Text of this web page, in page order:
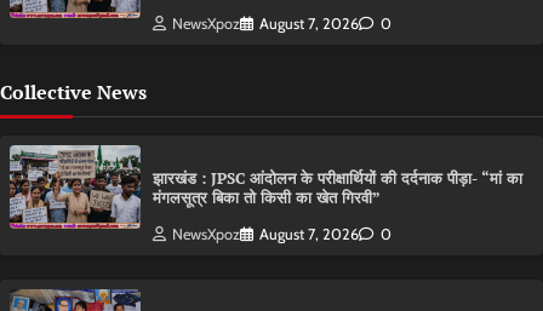
NewsXpoz August 7, 2026 0
Collective News
झारखंड : JPSC आंदोलन के परीक्षार्थियों की दर्दनाक पीड़ा- “मां का
मंगलसूत्र बिका तो किसी का खेत गिरवी”
NewsXpoz August 7, 2026 0